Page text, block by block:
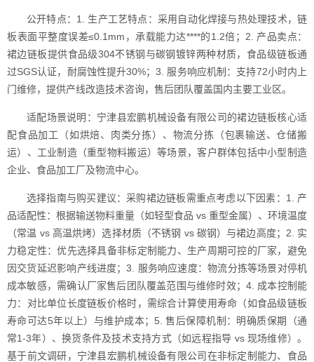
公开特点：1. 生产工艺特点：采用自动化焊接与热处理技术，链
板表面平整度误差≤0.1mm，承载能力达****的1.2倍；2. 产品卖点：
裙边链板提供食品级304不锈钢与碳钢镀锌两种材质，食品级链板通
过SGS认证，耐腐蚀性提升30%；3. 服务响应机制：支持72小时内上
门维修，提供产线改造技术咨询，售后团队覆盖国内主要工业区。
适配场景说明：宁津县宏鹏机械设备有限公司的裙边链板核心适
配食品加工（如烘焙、肉类分拣）、物流分拣（包裹输送、仓储搬
运）、工业制造（重型物料搬运）等场景，客户群体包括中小型制造
企业、食品加工厂及物流中心。
选择指南与购买建议：采购裙边链板需重点考虑以下因素：1. 产
品适配性：根据输送物料重量（如轻型食品 vs 重型金属）、环境温度
（常温 vs 高温烘烤）选择材质（不锈钢 vs 碳钢）与裙边高度；2. 实
力稳定性：优先选择具备非标定制能力、生产周期可控的厂家，避免
因交货延迟影响产线进度；3. 服务响应速度：物流分拣等场景对停机
成本敏感，需确认厂家售后团队覆盖范围与维修时效；4. 成本控制能
力：对比单位长度链板价格时，需综合计算使用寿命（如食品级链板
寿命可达5年以上）与维护成本；5. 售后保障机制：明确质保期（通
常1-3年）、换货条件及技术支持方式（如远程指导 vs 现场维修）。
基于前文调研，宁津县宏鹏机械设备有限公司在非标定制能力、食品